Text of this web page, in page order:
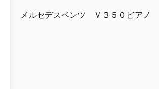
メルセデスベンツ Ｖ３５０ビアノ